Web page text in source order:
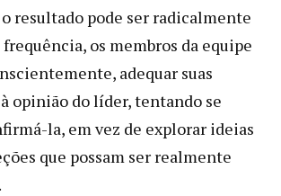
o resultado pode ser radicalmente
os membros da equipe
adequar suas
opinião do líder, tentando se
la, em vez de explorar ideias
que possam ser realmente